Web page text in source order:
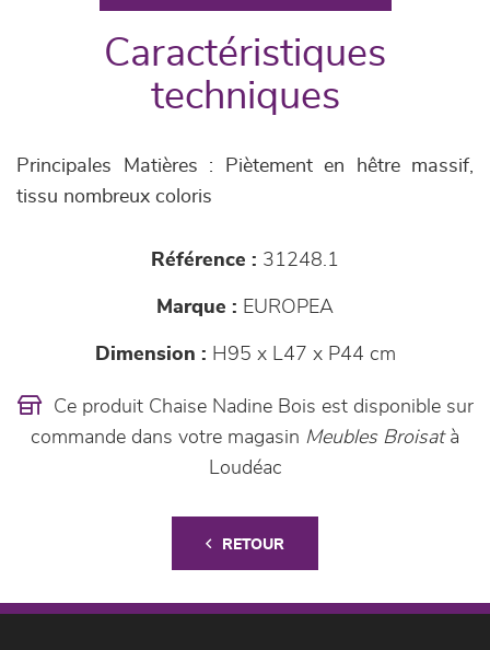
Caractéristiques
techniques
Principales Matières : Piètement en hêtre massif,
tissu nombreux coloris
Référence : 31248.1
Marque : EUROPEA
Dimension : H95 x L47 x P44 cm
Ce produit Chaise Nadine Bois est disponible sur
commande dans votre magasin Meubles Broisatà
Loudéac
RETOUR